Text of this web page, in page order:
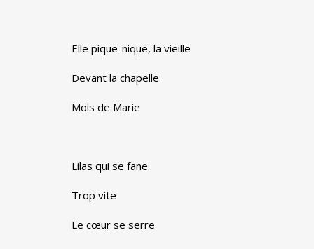
Elle pique-nique, la vieille
Devant la chapelle
Mois de Marie
Lilas qui se fane
Trop vite
Le cœur se serre